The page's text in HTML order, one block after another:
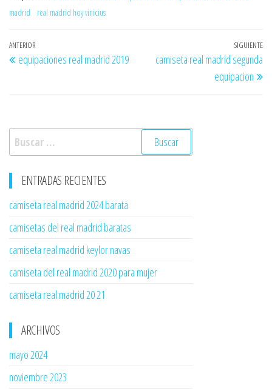
madrid
real madrid hoy vinicius
Navegación
de
Entrada
anterior
ANTERIOR
equipaciones real madrid 2019
SIGUIENTE
camiseta real madrid segunda
equipacion
Buscar:
ENTRADAS RECIENTES
camiseta real madrid 2024 barata
camisetas del real madrid baratas
camiseta real madrid keylor navas
camiseta del real madrid 2020 para mujer
camiseta real madrid 20 21
ARCHIVOS
mayo 2024
noviembre 2023